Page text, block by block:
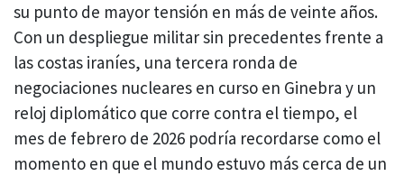
su punto de mayor tensión en más de veinte años.
Con un despliegue militar sin precedentes frente a
las costas iraníes, una tercera ronda de
negociaciones nucleares en curso en Ginebra y un
reloj diplomático que corre contra el tiempo, el
mes de febrero de 2026 podría recordarse como el
momento en que el mundo estuvo más cerca de un